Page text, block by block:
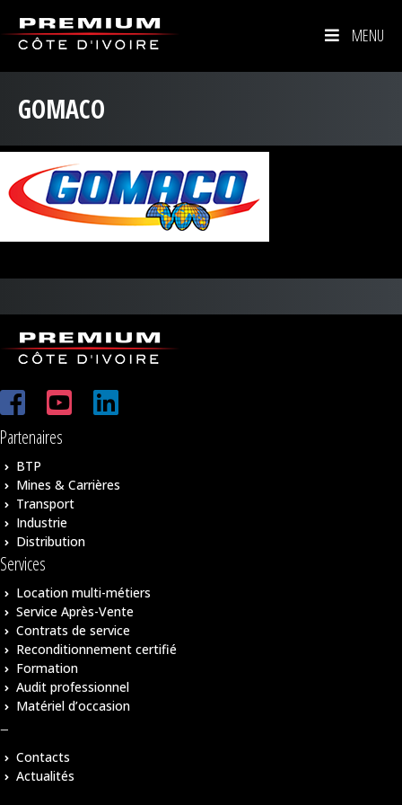
MENU
GOMACO
Partenaires
BTP
Mines & Carrières
Transport
Industrie
Distribution
Services
Location multi-métiers
Service Après-Vente
Contrats de service
Reconditionnement certifié
Formation
Audit professionnel
Matériel d’occasion
–
Contacts
Actualités